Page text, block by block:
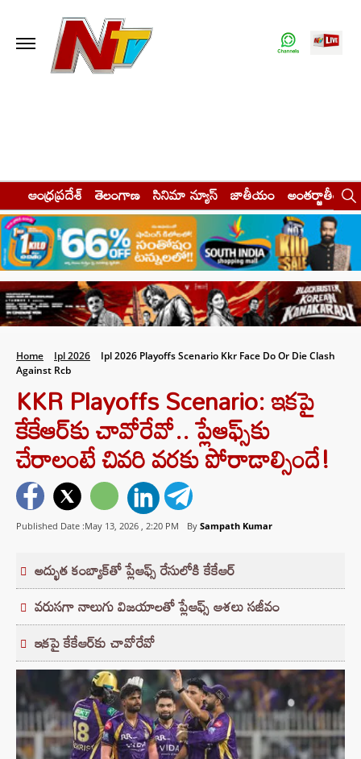
ఆంధ్రప్రదేశ్ తెలంగాణ సినిమా న్యూస్ జాతీయం అంతర్జాతీయం
Home Ipl 2026
Ipl 2026 Playoffs Scenario Kkr Face Do Or Die Clash
Against Rcb
KKR Playoffs Scenario: ఇకపై
కేకేఆర్‌కు చావోరేవో.. ప్లేఆఫ్స్‌కు
చేరాలంటే చివరి వరకు పోరాడాల్సిందే!
Published Date :May 13, 2026 , 2:20 PM By Sampath Kumar
అద్భుత కంబ్యాక్‌తో ప్లేఆఫ్స్ రేసులోకి కేకేఆర్
వరుసగా నాలుగు విజయాలతో ప్లేఆఫ్స్ ఆశలు సజీవం
ఇకపై కేకేఆర్‌కు చావోరేవో